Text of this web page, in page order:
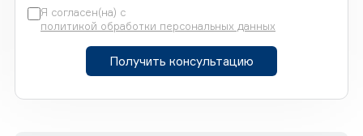
Я согласен(на) с
политикой обработки персональных данных
Получить консультацию